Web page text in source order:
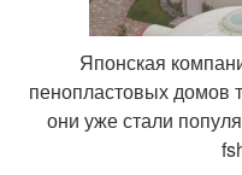
Японская
пенопластовых домов
они уже стали